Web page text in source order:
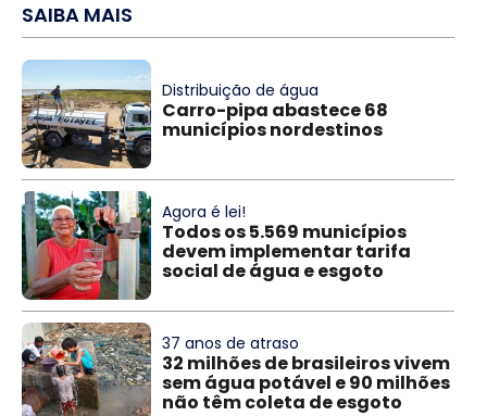
SAIBA MAIS
Distribuição de água
Carro-pipa abastece 68
municípios nordestinos
Agora é lei!
Todos os 5.569 municípios
devem implementar tarifa
social de água e esgoto
37 anos de atraso
32 milhões de brasileiros vivem
sem água potável e 90 milhões
não têm coleta de esgoto